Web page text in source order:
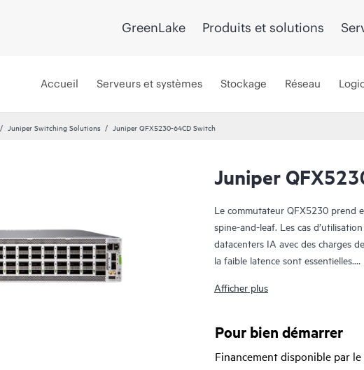
GreenLake Produits et solutions
Accueil Serveurs et systèmes Stockage Réseau
Juniper Switching Solutions Juniper QFX5230-64CD Switch
Juniper
Le commutateur QFX5230 prend
spine-and-leaf. Les cas
datacenters IA avec des charges
la faible latence sont essentielles.
100GbE, 50GbE, 40GbE, 25GbE
permet aux opérateurs réseau de
basées sur une suite logicielle
fonctionnalités d’automatisation
Afficher plus
Pour bien démarrer
Financement disponible par le